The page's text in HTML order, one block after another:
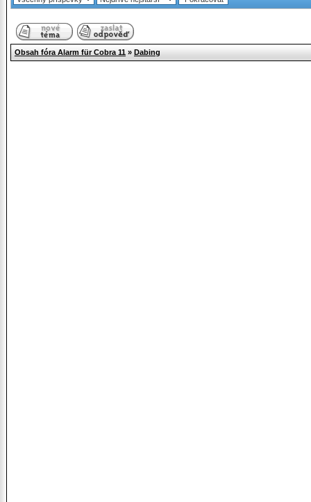
Obsah fóra Alarm für Cobra 11 » Dabing